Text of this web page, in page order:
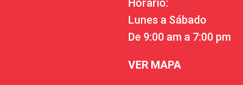
Horario:
Lunes a Sábado
De 9:00 am a 7:00 pm
VER MAPA